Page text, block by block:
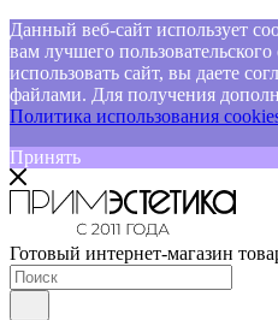
Данный веб-сайт использует
вам лучшего
использовать сайт, вы даете
файлами. Для получения
Политика использования
Принять
Готовый интернет-магазин